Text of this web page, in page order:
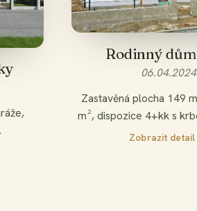
Rodinný
06.04.2024
Zastavěná plocha 149
m², dispozice 4+kk s
Zobrazit